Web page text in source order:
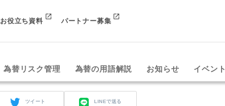
お役立ち資料 パートナー募集
為替リスク管理 為替の用語解説 お知らせ イベント
ツイート LINEで送る